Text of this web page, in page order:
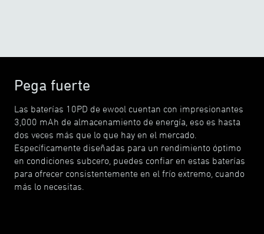
Pega fuerte
Las baterías 10PD de ewool cuentan con impresionantes
3,000 mAh de almacenamiento de energía, eso es hasta
dos veces más que lo que hay en el mercado.
Específicamente diseñadas para un rendimiento óptimo
en condiciones subcero, puedes confiar en estas baterías
para ofrecer consistentemente en el frío extremo, cuando
más lo necesitas.